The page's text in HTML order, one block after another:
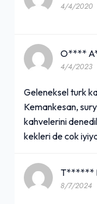
4/4/2020
O****
4/4/2023
Geleneksel turk
Kemankesan,
kahvelerini
kekleri de cok
T******
8/7/2024